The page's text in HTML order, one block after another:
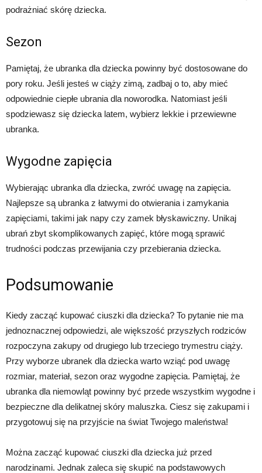
podrażniać skórę dziecka.
Sezon
Pamiętaj, że ubranka dla dziecka powinny być dostosowane do
pory roku. Jeśli jesteś w ciąży zimą, zadbaj o to, aby mieć
odpowiednie ciepłe ubrania dla noworodka. Natomiast jeśli
spodziewasz się dziecka latem, wybierz lekkie i przewiewne
ubranka.
Wygodne zapięcia
Wybierając ubranka dla dziecka, zwróć uwagę na zapięcia.
Najlepsze są ubranka z łatwymi do otwierania i zamykania
zapięciami, takimi jak napy czy zamek błyskawiczny. Unikaj
ubrań zbyt skomplikowanych zapięć, które mogą sprawić
trudności podczas przewijania czy przebierania dziecka.
Podsumowanie
Kiedy zacząć kupować ciuszki dla dziecka? To pytanie nie ma
jednoznacznej odpowiedzi, ale większość przyszłych rodziców
rozpoczyna zakupy od drugiego lub trzeciego trymestru ciąży.
Przy wyborze ubranek dla dziecka warto wziąć pod uwagę
rozmiar, materiał, sezon oraz wygodne zapięcia. Pamiętaj, że
ubranka dla niemowląt powinny być przede wszystkim wygodne i
bezpieczne dla delikatnej skóry maluszka. Ciesz się zakupami i
przygotowuj się na przyjście na świat Twojego maleństwa!
Można zacząć kupować ciuszki dla dziecka już przed
narodzinami. Jednak zaleca się skupić na podstawowych